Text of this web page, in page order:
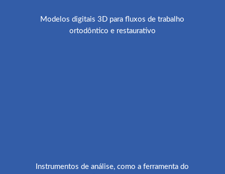
Modelos digitais 3D para fluxos de trabalho
ortodôntico e restaurativo
Instrumentos de análise, como a ferramenta do